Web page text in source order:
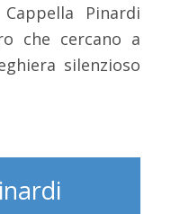
Pinardi
che cercano a
silenzioso